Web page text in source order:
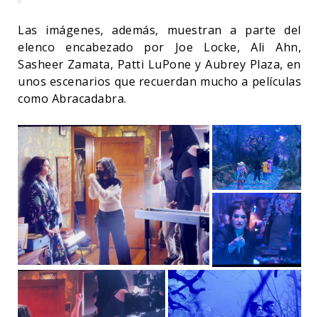
Las imágenes, además, muestran a parte del
elenco encabezado por Joe Locke, Ali Ahn,
Sasheer Zamata, Patti LuPone y Aubrey Plaza, en
unos escenarios que recuerdan mucho a películas
como Abracadabra.